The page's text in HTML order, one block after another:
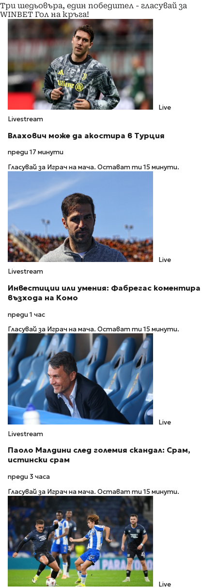
Три шедьовъра, един победител - гласувай за
WINBET Гол на кръга!
Live
Livestream
Влахович може да акостира в Турция
преди 17 минути
Гласувай за Играч на мача. Остават ти 15 минути.
Live
Livestream
Инвестиции или умения: Фабрегас коментира
възхода на Комо
преди 1 час
Гласувай за Играч на мача. Остават ти 15 минути.
Live
Livestream
Паоло Малдини след големия скандал: Срам,
истински срам
преди 3 часа
Гласувай за Играч на мача. Остават ти 15 минути.
Live